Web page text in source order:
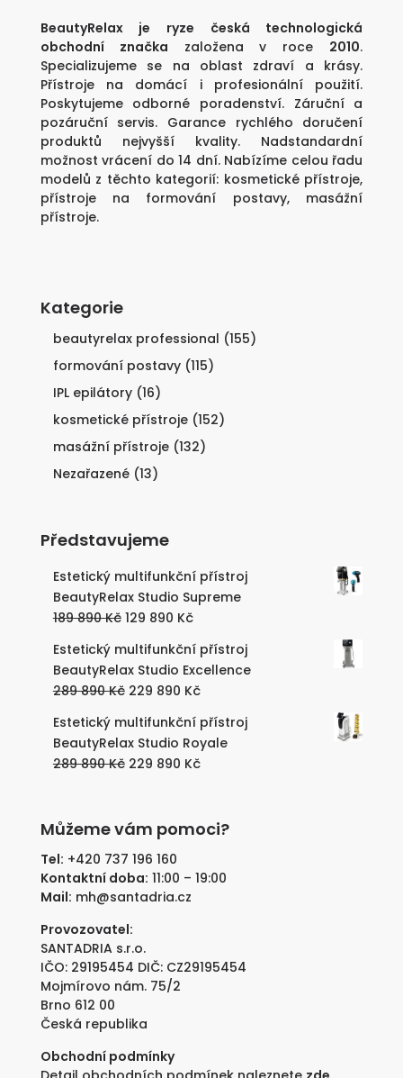
BeautyRelax je ryze česká technologická
obchodní značka založena v roce 2010.
Specializujeme se na oblast zdraví a krásy.
Přístroje na domácí i profesionální použití.
Poskytujeme odborné poradenství. Záruční a
pozáruční servis. Garance rychlého doručení
produktů nejvyšší kvality. Nadstandardní
možnost vrácení do 14 dní. Nabízíme celou řadu
modelů z těchto kategorií: kosmetické přístroje,
přístroje na formování postavy, masážní
přístroje.
Kategorie
beautyrelax professional (155)
formování postavy (115)
IPL epilátory (16)
kosmetické přístroje (152)
masážní přístroje (132)
Nezařazené (13)
Představujeme
Estetický multifunkční přístroj
BeautyRelax Studio Supreme
189 890Kč Původní
byla:
189
890 Kč.
129 890 KčAktuální
je:
129
890 Kč.
Estetický multifunkční přístroj
BeautyRelax Studio Excellence
289 890Kč Původní
byla:
289
890 Kč.
229 890 KčAktuální
je:
229
890 Kč.
Estetický multifunkční přístroj
BeautyRelax Studio Royale
289 890Kč Původní
289
890 Kč.
229 890 KčAktuální
229
Můžeme vám pomoci?
Tel: +420 737 196 160
Kontaktní doba: 11:00 – 19:00
Mail: mh@santadria.cz
Provozovatel:
SANTADRIA s.r.o.
IČO: 29195454 DIČ: CZ29195454
Mojmírovo nám. 75/2
Brno 612 00
Česká republika
Obchodní podmínky